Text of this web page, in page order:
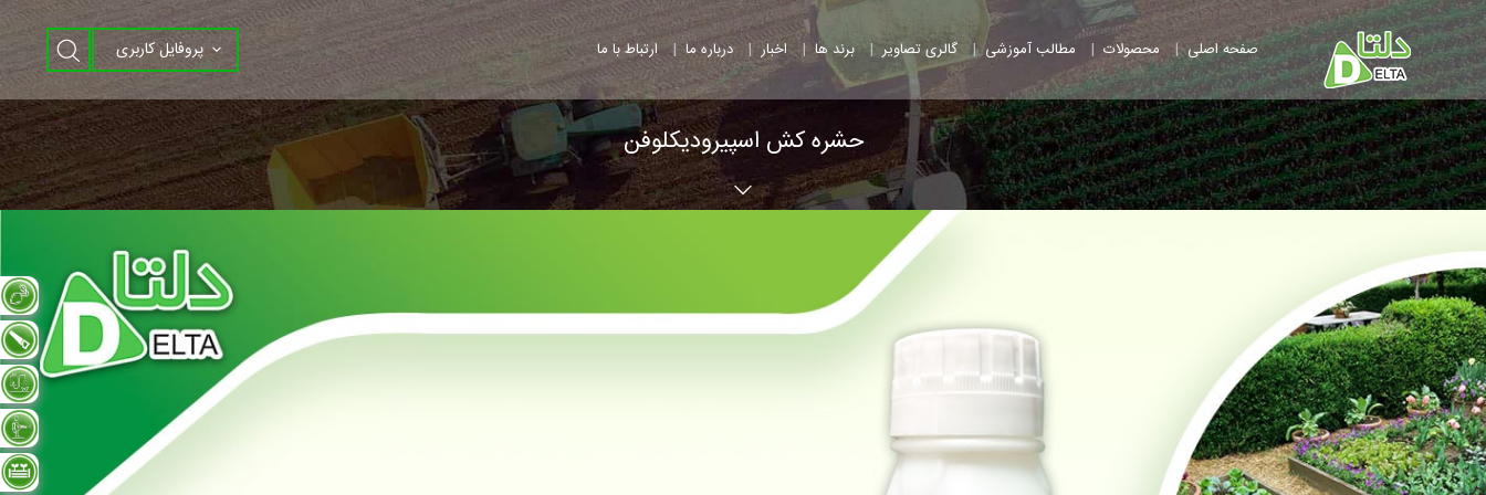
پروفایل کاربری صفحه اصلی | محصولات | مطالب آموزشی | گالری تصاویر | برند ها | اخبار | درباره ما | ارتباط با ما
حشره کش اسپیرودیکلوفن